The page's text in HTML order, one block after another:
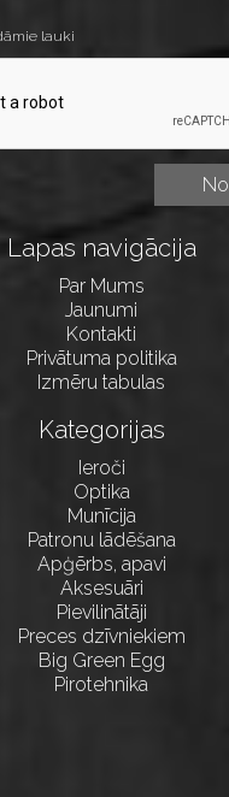
lauki
Lapas navigācija
Par Mums
Jaunumi
Kontakti
Privātuma politika
Izmēru tabulas
Kategorijas
Ieroči
Optika
Munīcija
Patronu lādēšana
Apģērbs, apavi
Aksesuāri
Pievilinātāji
Preces dzīvniekiem
Big Green Egg
Pirotehnika